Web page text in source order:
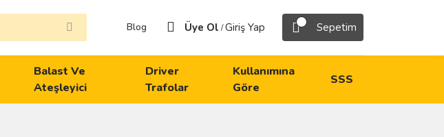
Blog Üye Ol /Giriş Yap Sepetim
Balast Ve
Ateşleyici
Driver
Trafolar
Kullanımına
Göre
SSS